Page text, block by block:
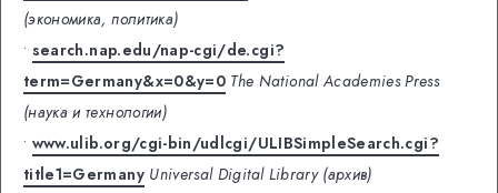
(экономика, политика)
• search.nap.edu/nap-cgi/de.cgi?
term=Germany&x=0&y=0 The National Academies Press
(наука и технологии)
• www.ulib.org/cgi-bin/udlcgi/ULIBSimpleSearch.cgi?
title1=Germany Universal Digital Library (архив)